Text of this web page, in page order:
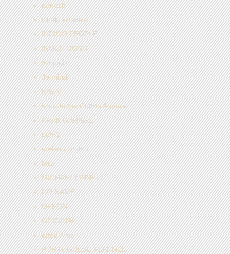
ganesh
Hiraly Winfield
INDIGO PEOPLE
INOUITOOSH
Iroquois
Johnbull
KAVAT
Knowledge Cotton Apparel
KRAK GARAGE
LOFS
maison scotch
MEI
MICHAEL LINNELL
NO NAME
OFFON
ORIGINAL
ottod'Ame
PORTUGUESE FLANNEL